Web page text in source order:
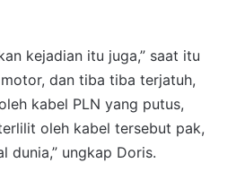
kejadian itu juga,” saat itu
dan tiba tiba terjatuh,
kabel PLN yang putus,
oleh kabel tersebut pak,
dunia,” ungkap Doris.